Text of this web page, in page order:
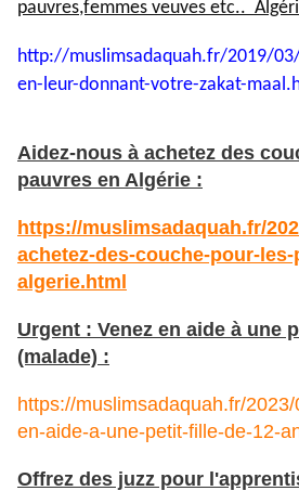
pauvres,femmes veuves etc..
http://muslimsadaquah.fr/2019/
en-leur-donnant-votre-zakat-
Aidez-nous à achetez des
pauvres en Algérie :
https://muslimsadaquah.fr/
achetez-des-couche-pour-
algerie.html
Urgent : Venez en aide à une
(malade) :
https://muslimsadaquah.fr/
en-aide-a-une-petit-fille-de-12-
Offrez des juzz pour